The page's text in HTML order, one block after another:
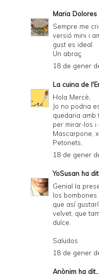
Maria Dolores
Sempre me
versió mini i
gust es ideal.
Un abraç
18 de gener
La cuina de
Hola Mercè,
Jo no podria
quedaria amb
per mirar-los i
Mascarpone,
Petonets,
18 de gener
YoSusan ha
Genial la
los
que así
velvet, que
dulce.
Saludos
18 de gener
Anònim ha